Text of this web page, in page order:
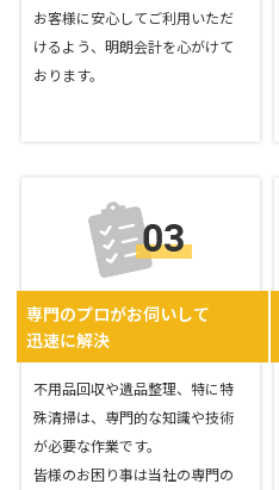
お客様に安心してご利用いただ
けるよう、明朗会計を心がけて
おります。
専門のプロがお伺いして
迅速に解決
不用品回収や遺品整理、特に特
殊清掃は、専門的な知識や技術
が必要な作業です。
皆様のお困り事は当社の専門の